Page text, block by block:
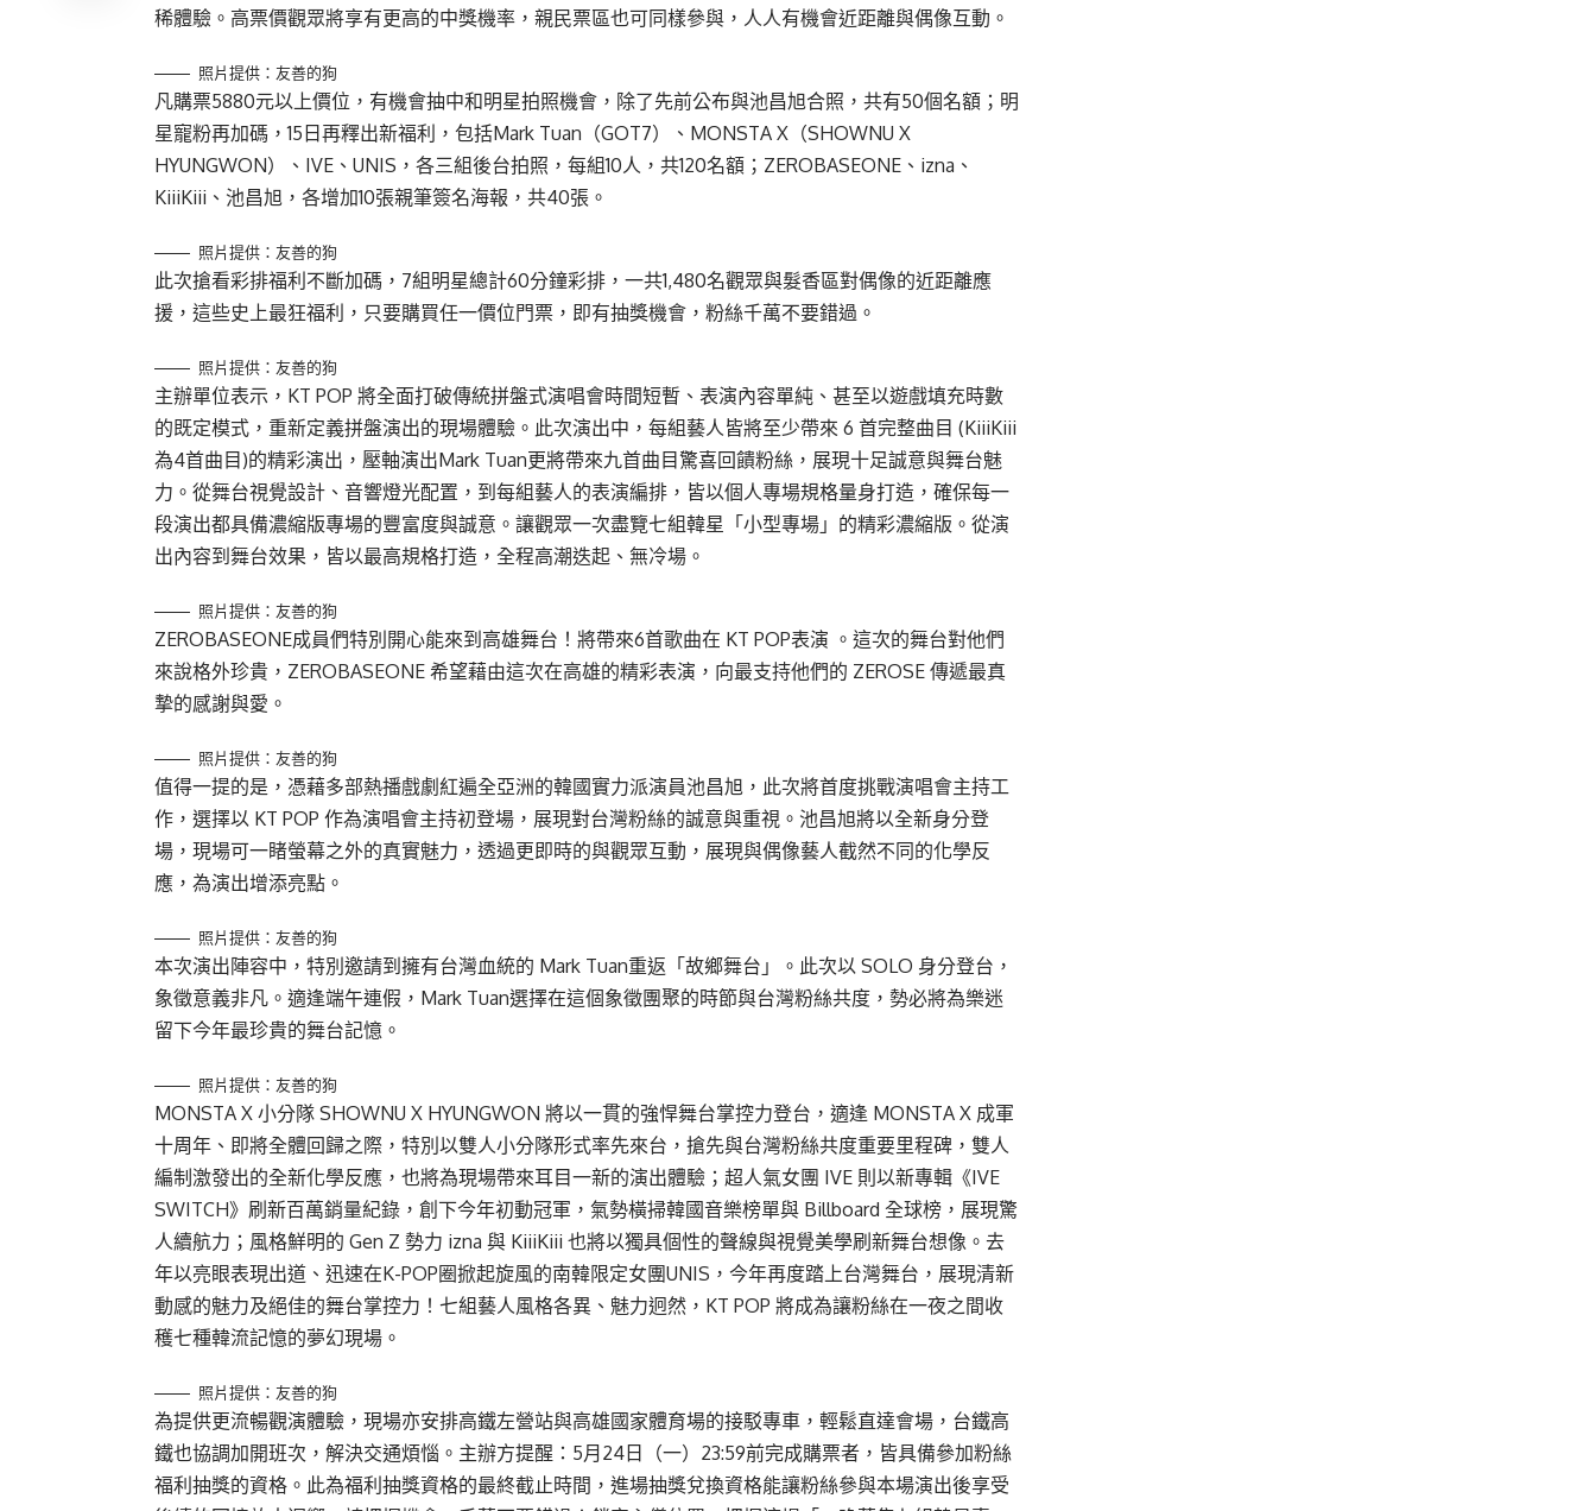
稀體驗。高票價觀眾將享有更高的中獎機率，親民票區也可同樣參與，人人有機會近距離與偶像互動。
照片提供：友善的狗
凡購票5880元以上價位，有機會抽中和明星拍照機會，除了先前公布與池昌旭合照，共有50個名額；明
星寵粉再加碼，15日再釋出新福利，包括Mark Tuan（GOT7）、MONSTA X（SHOWNU X
HYUNGWON）、IVE、UNIS，各三組後台拍照，每組10人，共120名額；ZEROBASEONE、izna、
KiiiKiii、池昌旭，各增加10張親筆簽名海報，共40張。
照片提供：友善的狗
此次搶看彩排福利不斷加碼，7組明星總計60分鐘彩排，一共1,480名觀眾與髮香區對偶像的近距離應
援，這些史上最狂福利，只要購買任一價位門票，即有抽獎機會，粉絲千萬不要錯過。
照片提供：友善的狗
主辦單位表示，KT POP 將全面打破傳統拼盤式演唱會時間短暫、表演內容單純、甚至以遊戲填充時數
的既定模式，重新定義拼盤演出的現場體驗。此次演出中，每組藝人皆將至少帶來 6 首完整曲目 (KiiiKiii
為4首曲目)的精彩演出，壓軸演出Mark Tuan更將帶來九首曲目驚喜回饋粉絲，展現十足誠意與舞台魅
力。從舞台視覺設計、音響燈光配置，到每組藝人的表演編排，皆以個人專場規格量身打造，確保每一
段演出都具備濃縮版專場的豐富度與誠意。讓觀眾一次盡覽七組韓星「小型專場」的精彩濃縮版。從演
出內容到舞台效果，皆以最高規格打造，全程高潮迭起、無冷場。
照片提供：友善的狗
ZEROBASEONE成員們特別開心能來到高雄舞台！將帶來6首歌曲在 KT POP表演 。這次的舞台對他們
來說格外珍貴，ZEROBASEONE 希望藉由這次在高雄的精彩表演，向最支持他們的 ZEROSE 傳遞最真
摯的感謝與愛。
照片提供：友善的狗
值得一提的是，憑藉多部熱播戲劇紅遍全亞洲的韓國實力派演員池昌旭，此次將首度挑戰演唱會主持工
作，選擇以 KT POP 作為演唱會主持初登場，展現對台灣粉絲的誠意與重視。池昌旭將以全新身分登
場，現場可一睹螢幕之外的真實魅力，透過更即時的與觀眾互動，展現與偶像藝人截然不同的化學反
應，為演出增添亮點。
照片提供：友善的狗
本次演出陣容中，特別邀請到擁有台灣血統的 Mark Tuan重返「故鄉舞台」。此次以 SOLO 身分登台，
象徵意義非凡。適逢端午連假，Mark Tuan選擇在這個象徵團聚的時節與台灣粉絲共度，勢必將為樂迷
留下今年最珍貴的舞台記憶。
照片提供：友善的狗
MONSTA X 小分隊 SHOWNU X HYUNGWON 將以一貫的強悍舞台掌控力登台，適逢 MONSTA X 成軍
十周年、即將全體回歸之際，特別以雙人小分隊形式率先來台，搶先與台灣粉絲共度重要里程碑，雙人
編制激發出的全新化學反應，也將為現場帶來耳目一新的演出體驗；超人氣女團 IVE 則以新專輯《IVE
SWITCH》刷新百萬銷量紀錄，創下今年初動冠軍，氣勢橫掃韓國音樂榜單與 Billboard 全球榜，展現驚
人續航力；風格鮮明的 Gen Z 勢力 izna 與 KiiiKiii 也將以獨具個性的聲線與視覺美學刷新舞台想像。去
年以亮眼表現出道、迅速在K-POP圈掀起旋風的南韓限定女團UNIS，今年再度踏上台灣舞台，展現清新
動感的魅力及絕佳的舞台掌控力！七組藝人風格各異、魅力迥然，KT POP 將成為讓粉絲在一夜之間收
穫七種韓流記憶的夢幻現場。
照片提供：友善的狗
為提供更流暢觀演體驗，現場亦安排高鐵左營站與高雄國家體育場的接駁專車，輕鬆直達會場，台鐵高
鐵也協調加開班次，解決交通煩惱。主辦方提醒：5月24日（一）23:59前完成購票者，皆具備參加粉絲
福利抽獎的資格。此為福利抽獎資格的最終截止時間，進場抽獎兌換資格能讓粉絲參與本場演出後享受